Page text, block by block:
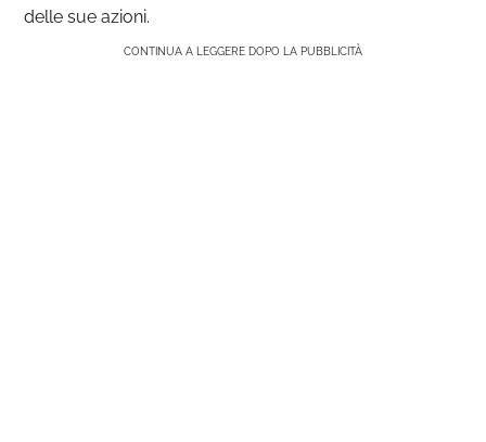
delle sue azioni.
CONTINUA A LEGGERE DOPO LA PUBBLICITÀ